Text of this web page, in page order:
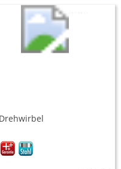
Drehwirbel